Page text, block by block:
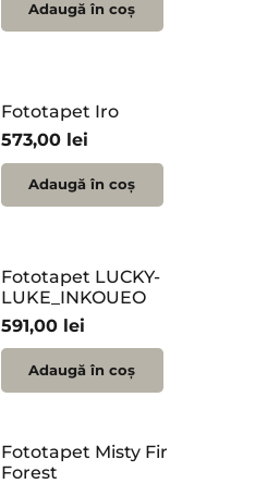
Adaugă în coș
Fototapet Iro
573,00 lei
Adaugă în coș
Fototapet LUCKY-
LUKE_INKOUEO
591,00 lei
Adaugă în coș
Fototapet Misty Fir
Forest